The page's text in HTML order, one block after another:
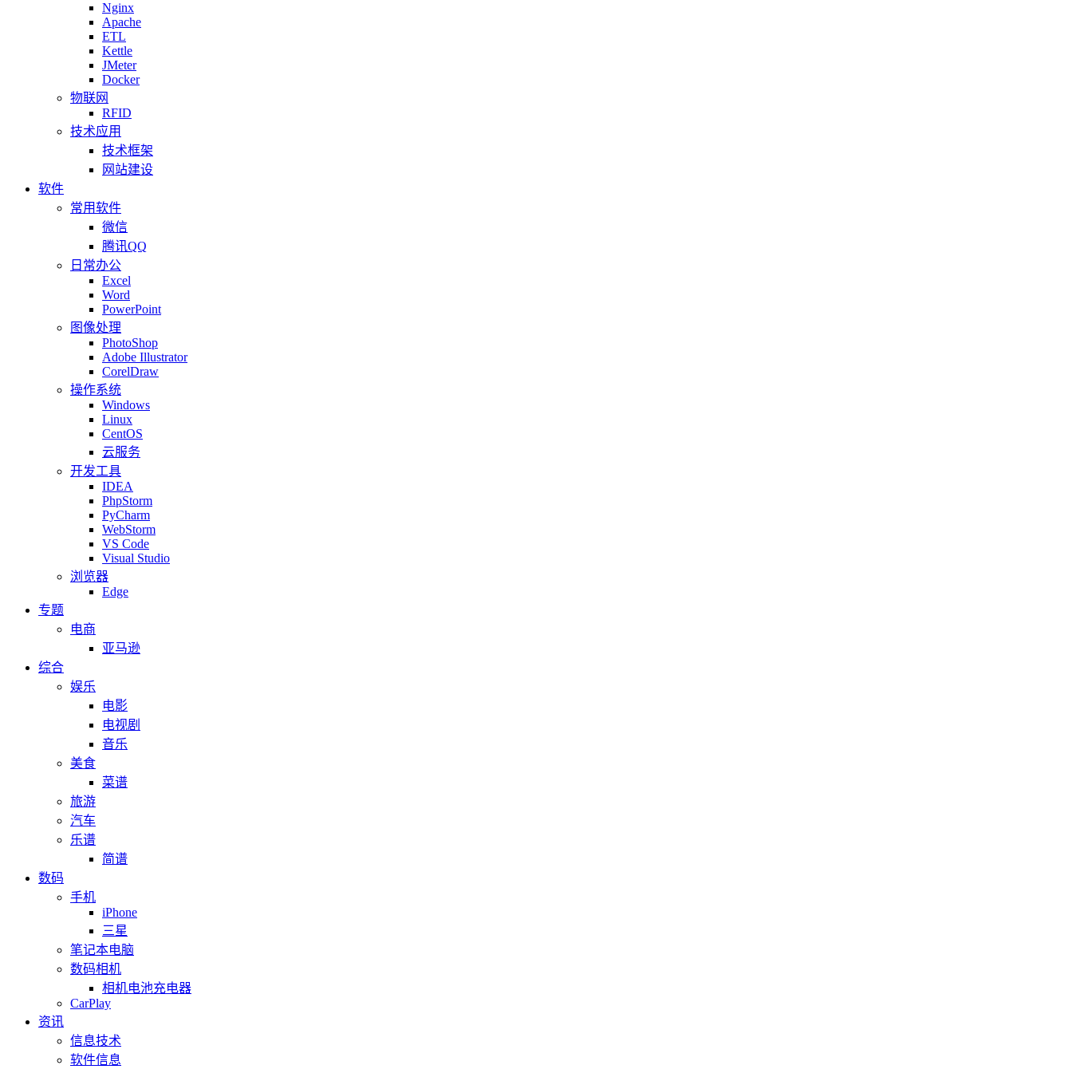
Nginx
Apache
ETL
Kettle
JMeter
Docker
物联网
RFID
技术应用
技术框架
网站建设
软件
常用软件
微信
腾讯QQ
日常办公
Excel
Word
PowerPoint
图像处理
PhotoShop
Adobe Illustrator
CorelDraw
操作系统
Windows
Linux
CentOS
云服务
开发工具
IDEA
PhpStorm
PyCharm
WebStorm
VS Code
Visual Studio
浏览器
Edge
专题
电商
亚马逊
综合
娱乐
电影
电视剧
音乐
美食
菜谱
旅游
汽车
乐谱
简谱
数码
手机
iPhone
三星
笔记本电脑
数码相机
相机电池充电器
CarPlay
资讯
信息技术
软件信息